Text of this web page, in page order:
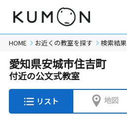
HOME お近くの教室を探す 検索結果
愛知県安城市住吉町
付近の公文式教室
リスト 地図